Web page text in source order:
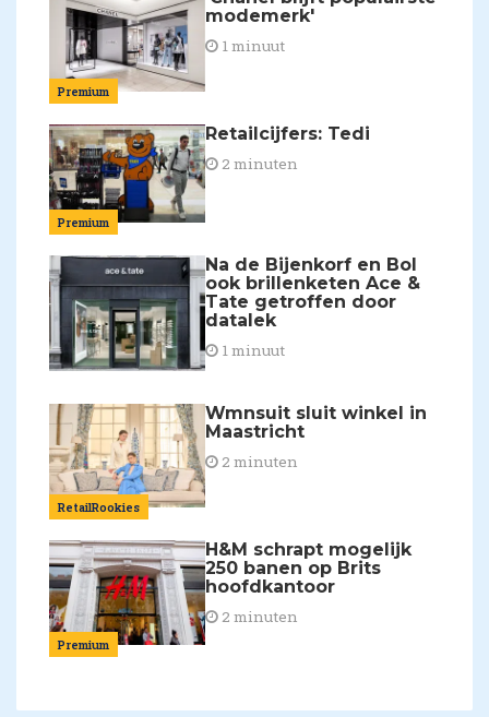
Premium
modemerk'
1 minuut
Premium
Retailcijfers: Tedi
2 minuten
Na de Bijenkorf en Bol
ook brillenketen Ace &
Tate getroffen door
datalek
1 minuut
RetailRookies
Wmnsuit sluit winkel in
Maastricht
2 minuten
Premium
H&M schrapt mogelijk
250 banen op Brits
hoofdkantoor
2 minuten